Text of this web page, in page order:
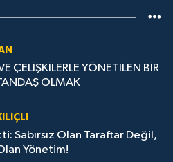
ÇELİŞKİLERLE YÖNETİLEN BİR
OLMAK
Sabırsız Olan Taraftar Değil,
Yönetim!